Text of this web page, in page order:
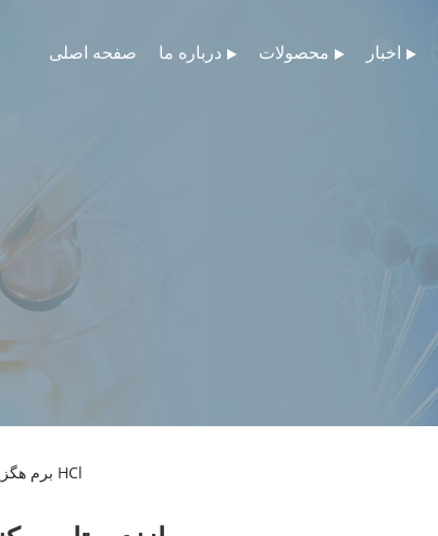
صفحه اصلی درباره ما محصولات اخبار
> برم هگزین HCl